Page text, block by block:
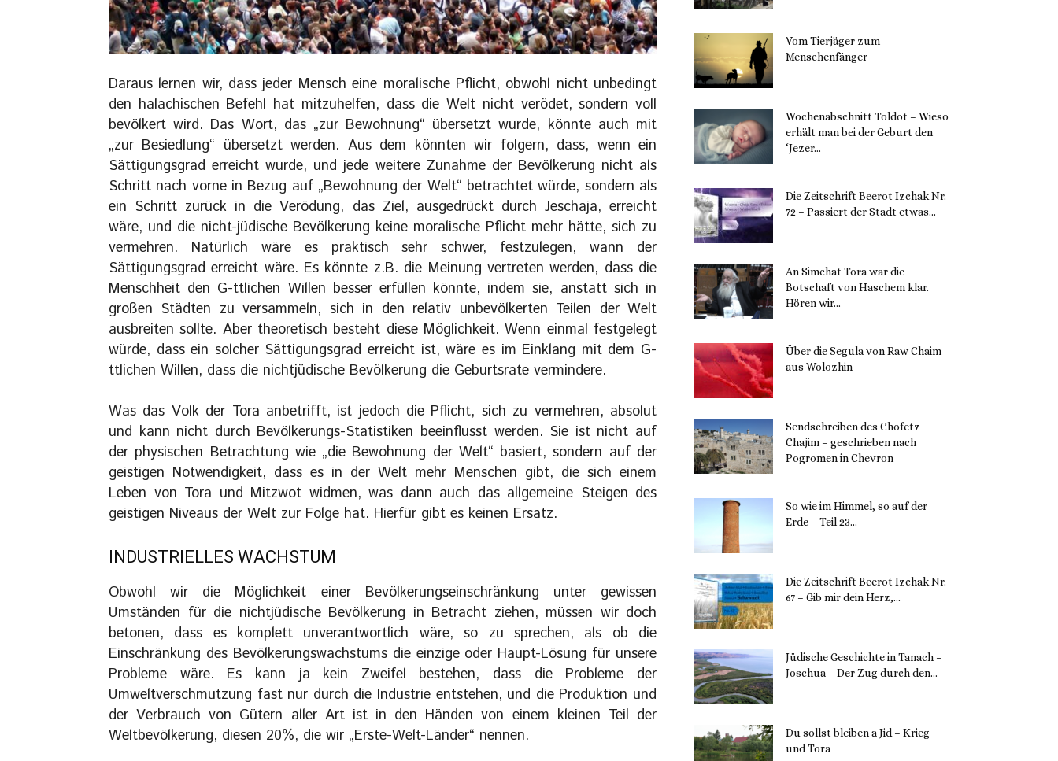
Daraus lernen wir, dass jeder Mensch eine moralische Pflicht, obwohl nicht unbedingt
den halachischen Befehl hat mitzuhelfen, dass die Welt nicht verödet, sondern voll
bevölkert wird. Das Wort, das „zur Bewohnung“ übersetzt wurde, könnte auch mit
„zur Besiedlung“ übersetzt werden. Aus dem könnten wir folgern, dass, wenn ein
Sättigungsgrad erreicht wurde, und jede weitere Zunahme der Bevölkerung nicht als
Schritt nach vorne in Bezug auf „Bewohnung der Welt“ betrachtet würde, sondern als
ein Schritt zurück in die Verödung, das Ziel, ausgedrückt durch Jeschaja, erreicht
wäre, und die nicht-jüdische Bevölkerung keine moralische Pflicht mehr hätte, sich zu
vermehren. Natürlich wäre es praktisch sehr schwer, festzulegen, wann der
Sättigungsgrad erreicht wäre. Es könnte z.B. die Meinung vertreten werden, dass die
Menschheit den G-ttlichen Willen besser erfüllen könnte, indem sie, anstatt sich in
großen Städten zu versammeln, sich in den relativ unbevölkerten Teilen der Welt
ausbreiten sollte. Aber theoretisch besteht diese Möglichkeit. Wenn einmal festgelegt
würde, dass ein solcher Sättigungsgrad erreicht ist, wäre es im Einklang mit dem G-
ttlichen Willen, dass die nichtjüdische Bevölkerung die Geburtsrate vermindere.
Was das Volk der Tora anbetrifft, ist jedoch die Pflicht, sich zu vermehren, absolut
und kann nicht durch Bevölkerungs-Statistiken beeinflusst werden. Sie ist nicht auf
der physischen Betrachtung wie „die Bewohnung der Welt“ basiert, sondern auf der
geistigen Notwendigkeit, dass es in der Welt mehr Menschen gibt, die sich einem
Leben von Tora und Mitzwot widmen, was dann auch das allgemeine Steigen des
geistigen Niveaus der Welt zur Folge hat. Hierfür gibt es keinen Ersatz.
lNDUSTRlELLES WACHSTUM
Obwohl wir die Möglichkeit einer Bevölkerungseinschränkung unter gewissen
Umständen für die nichtjüdische Bevölkerung in Betracht ziehen, müssen wir doch
betonen, dass es komplett unverantwortlich wäre, so zu sprechen, als ob die
Einschränkung des Bevölkerungswachstums die einzige oder Haupt-Lösung für unsere
Probleme wäre. Es kann ja kein Zweifel bestehen, dass die Probleme der
Umweltverschmutzung fast nur durch die Industrie entstehen, und die Produktion und
der Verbrauch von Gütern aller Art ist in den Händen von einem kleinen Teil der
Weltbevölkerung, diesen 20%, die wir „Erste-Welt-Länder“ nennen.
Vom Tierjäger zum
Menschenfänger
Wochenabschnitt Toldot – Wieso
erhält man bei der Geburt den
‘Jezer...
Die Zeitschrift Beerot Izchak Nr.
72 – Passiert der Stadt etwas...
An Simchat Tora war die
Botschaft von Haschem klar.
Hören wir...
Über die Segula von Raw Chaim
aus Wolozhin
Sendschreiben des Chofetz
Chajim – geschrieben nach
Pogromen in Chevron
So wie im Himmel, so auf der
Erde – Teil 23...
Die Zeitschrift Beerot Izchak Nr.
67 – Gib mir dein Herz,...
Jüdische Geschichte in Tanach –
Joschua – Der Zug durch den...
Du sollst bleiben a Jid – Krieg
und Tora